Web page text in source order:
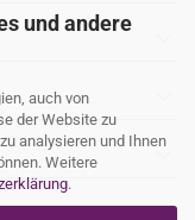
und andere
auch von
der Website zu
analysieren und Ihnen
Weitere
.
expand_more